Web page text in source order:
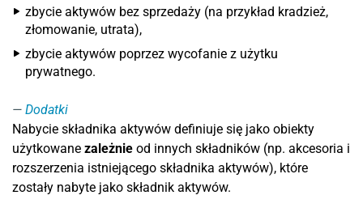
zbycie aktywów bez sprzedaży (na przykład kradzież,
złomowanie, utrata),
zbycie aktywów poprzez wycofanie z użytku
prywatnego.
Dodatki
Nabycie składnika aktywów definiuje się jako obiekty
użytkowane zależnie od innych składników (np. akcesoria i
rozszerzenia istniejącego składnika aktywów), które
zostały nabyte jako składnik aktywów.